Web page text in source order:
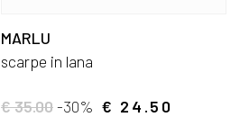
MARLU
scarpe in lana
€ 35.00-30% € 24.50